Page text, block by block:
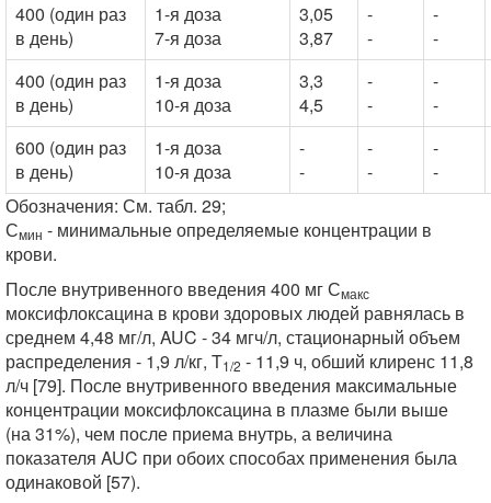
400 (один раз
в день)
1-я доза
7-я доза
3,05
3,87
-
-
-
-
400 (один раз
в день)
1-я доза
10-я доза
3,3
4,5
-
-
-
-
600 (один раз
в день)
1-я доза
10-я доза
-
-
-
-
-
-
Обозначения: См. табл. 29;
Смин - минимальные определяемые концентрации в
крови.
После внутривенного введения 400 мг Смакс
моксифлоксацина в крови здоровых людей равнялась в
среднем 4,48 мг/л, AUC - 34 мгч/л, стационарный объем
распределения - 1,9 л/кг, T1/2 - 11,9 ч, обший клиренс 11,8
л/ч [79]. После внутривенного введения максимальные
концентрации моксифлоксацина в плазме были выше
(на 31%), чем после приема внутрь, а величина
показателя AUC при обоих способах применения была
одинаковой [57).